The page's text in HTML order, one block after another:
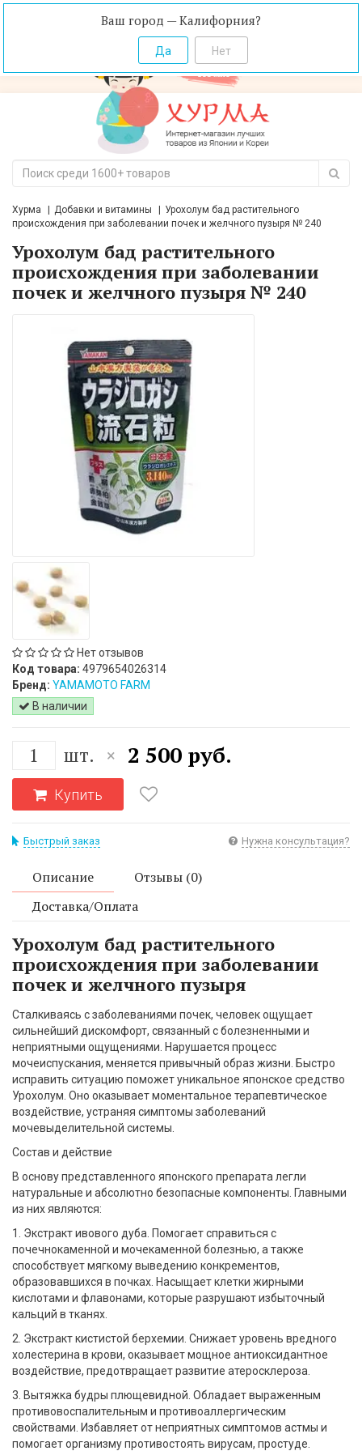
Ваш город — Калифорния?
Хурма Добавки и витамины
Урохолум бад растительного
происхождения при заболевании почек и желчного пузыря № 240
Урохолум бад растительного
происхождения при заболевании
почек и желчного пузыря № 240
Нет отзывов
Код товара: 4979654026314
Бренд: YAMAMOTO FARM
В наличии
шт. × 2 500 руб.
Купить
Быстрый заказ Нужна консультация?
Описание
Отзывы (0)
Доставка/Оплата
Урохолум бад растительного
происхождения при заболевании
почек и желчного пузыря
Сталкиваясь с заболеваниями почек, человек ощущает
сильнейший дискомфорт, связанный с болезненными и
неприятными ощущениями. Нарушается процесс
мочеиспускания, меняется привычный образ жизни. Быстро
исправить ситуацию поможет уникальное японское средство
Урохолум. Оно оказывает моментальное терапевтическое
воздействие, устраняя симптомы заболеваний
мочевыделительной системы.
Состав и действие
В основу представленного японского препарата легли
натуральные и абсолютно безопасные компоненты. Главными
из них являются:
1. Экстракт ивового дуба. Помогает справиться с
почечнокаменной и мочекаменной болезнью, а также
способствует мягкому выведению конкрементов,
образовавшихся в почках. Насыщает клетки жирными
кислотами и флавонами, которые разрушают избыточный
кальций в тканях.
2. Экстракт кистистой берхемии. Снижает уровень вредного
холестерина в крови, оказывает мощное антиоксидантное
воздействие, предотвращает развитие атеросклероза.
3. Вытяжка будры плющевидной. Обладает выраженным
противовоспалительным и противоаллергическим
свойствами. Избавляет от неприятных симптомов астмы и
помогает организму противостоять вирусам, простуде.